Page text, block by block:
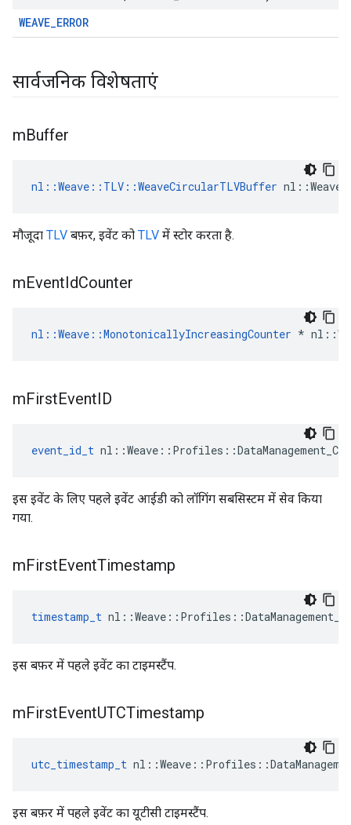
WEAVE_ERROR
सार्वजनिक विशेषताएं
mBuffer
nl::Weave::TLV::WeaveCircularTLVBuffer
मौजूदा TLV बफ़र, इवेंट को TLV में स्टोर करता है.
mEventIdCounter
nl::Weave::MonotonicallyIncreasingCounter *
mFirstEventID
event_id_t
इस इवेंट के लिए पहले इवेंट आईडी को लॉगिंग सबसिस्टम में सेव किया
गया.
mFirstEventTimestamp
timestamp_t
इस बफ़र में पहले इवेंट का टाइमस्टैंप.
mFirstEventUTCTimestamp
utc_timestamp_t
इस बफ़र में पहले इवेंट का यूटीसी टाइमस्टैंप.